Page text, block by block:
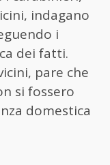
indagano
i
dei fatti.
pare che
si fossero
domestica